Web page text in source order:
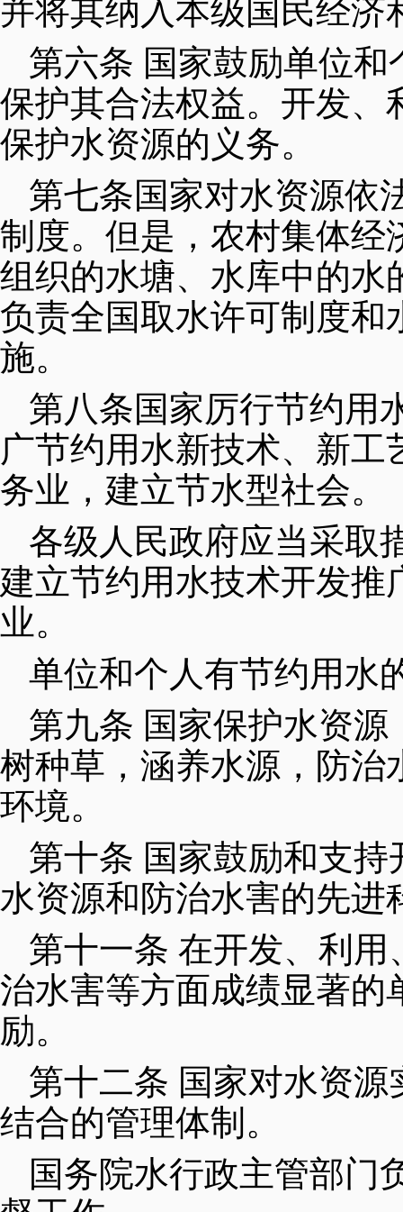
并将其纳入本级国民经济
第六条 国家鼓励单位
保护其合法权益。开发、
保护水资源的义务。
第七条国家对水资源依
制度。但是，农村集体经
组织的水塘、水库中的水
负责全国取水许可制度和
施。
第八条国家厉行节约用
广节约用水新技术、新
务业，建立节水型社会。
各级人民政府应当采取
建立节约用水技术开发推
业。
单位和个人有节约用水
第九条 国家保护水资
树种草，涵养水源，防治
环境。
第十条 国家鼓励和支
水资源和防治水害的先进
第十一条 在开发、利
治水害等方面成绩显著的
励。
第十二条 国家对水资
结合的管理体制。
国务院水行政主管部门